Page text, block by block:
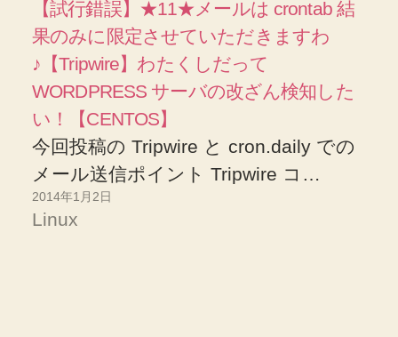
【試行錯誤】★11★メールは crontab 結
果のみに限定させていただきますわ
♪【Tripwire】わたくしだって
WORDPRESS サーバの改ざん検知した
い！【CENTOS】
今回投稿の Tripwire と cron.daily での
メール送信ポイント Tripwire コ…
2014年1月2日
Linux